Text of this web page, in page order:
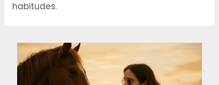
habitudes.